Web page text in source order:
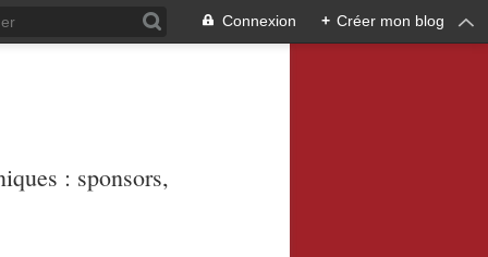
Connexion + Créer mon blog
: sponsors,